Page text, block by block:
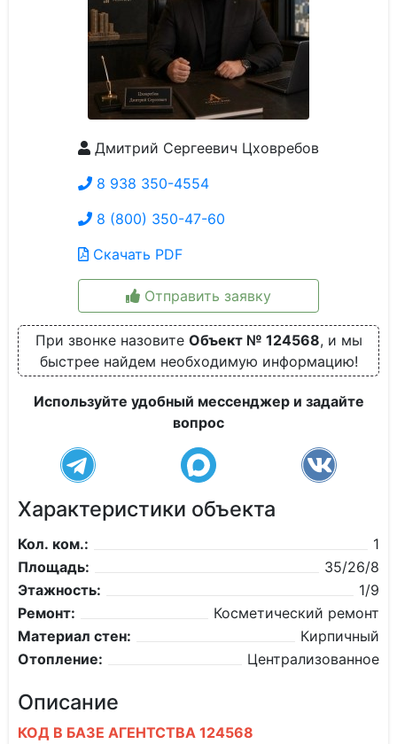
Дмитрий Сергеевич Цховребов
8 938 350-4554
8 (800) 350-47-60
Скачать PDF
Отправить заявку
При звонке назовите Объект № 124568, и мы
быстрее найдем необходимую информацию!
Используйте удобный мессенджер и задайте
вопрос
Характеристики объекта
Кол. ком.:
1
Площадь:
35/26/8
Этажность:
1/9
Ремонт:
Косметический ремонт
Материал стен:
Кирпичный
Отопление:
Централизованное
Описание
КОД В БАЗЕ АГЕНТСТВА 124568